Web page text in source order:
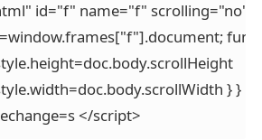
id="f" name="f"
} }